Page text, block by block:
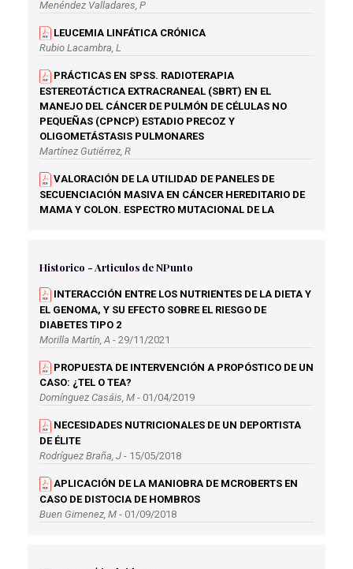
Menéndez Valladares, P
LEUCEMIA LINFÁTICA CRÓNICA
Rubio Lacambra, L
PRÁCTICAS EN SPSS. RADIOTERAPIA
ESTEREOTÁCTICA EXTRACRANEAL (SBRT) EN EL
MANEJO DEL CÁNCER DE PULMÓN DE CÉLULAS NO
PEQUEÑAS (CPNCP) ESTADIO PRECOZ Y
OLIGOMETÁSTASIS PULMONARES
Martínez Gutiérrez, R
VALORACIÓN DE LA UTILIDAD DE PANELES DE
SECUENCIACIÓN MASIVA EN CÁNCER HEREDITARIO DE
MAMA Y COLON. ESPECTRO MUTACIONAL DE LA
Historico - Articulos de NPunto
INTERACCIÓN ENTRE LOS NUTRIENTES DE LA DIETA Y
EL GENOMA, Y SU EFECTO SOBRE EL RIESGO DE
DIABETES TIPO 2
Morilla Martín, A - 29/11/2021
PROPUESTA DE INTERVENCIÓN A PROPÓSTICO DE UN
CASO: ¿TEL O TEA?
Domínguez Casáis, M - 01/04/2019
NECESIDADES NUTRICIONALES DE UN DEPORTISTA
DE ÉLITE
Rodríguez Braña, J - 15/05/2018
APLICACIÓN DE LA MANIOBRA DE MCROBERTS EN
CASO DE DISTOCIA DE HOMBROS
Buen Gimenez, M - 01/09/2018